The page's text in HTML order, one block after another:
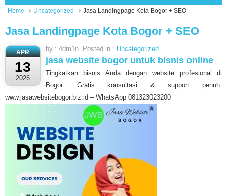
Home Uncategorized Jasa Landingpage Kota Bogor + SEO
Jasa Landingpage Kota Bogor + SEO
APR
13
2026
by : 4dm1n. Posted in : Uncategorized
jasa website bogor untuk bisnis online
Tingkatkan bisnis Anda dengan website profesional di
Bogor. Gratis konsultasi & support penuh.
www.jasawebsitebogor.biz.id – WhatsApp 081323023200